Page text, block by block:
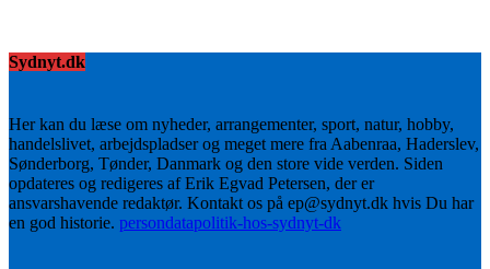
Sydnyt.dk
Her kan du læse om nyheder, arrangementer, sport, natur, hobby,
handelslivet, arbejdspladser og meget mere fra Aabenraa, Haderslev,
Sønderborg, Tønder, Danmark og den store vide verden. Siden
opdateres og redigeres af Erik Egvad Petersen, der er
ansvarshavende redaktør. Kontakt os på ep@sydnyt.dk hvis Du har
en god historie. persondatapolitik-hos-sydnyt-dk